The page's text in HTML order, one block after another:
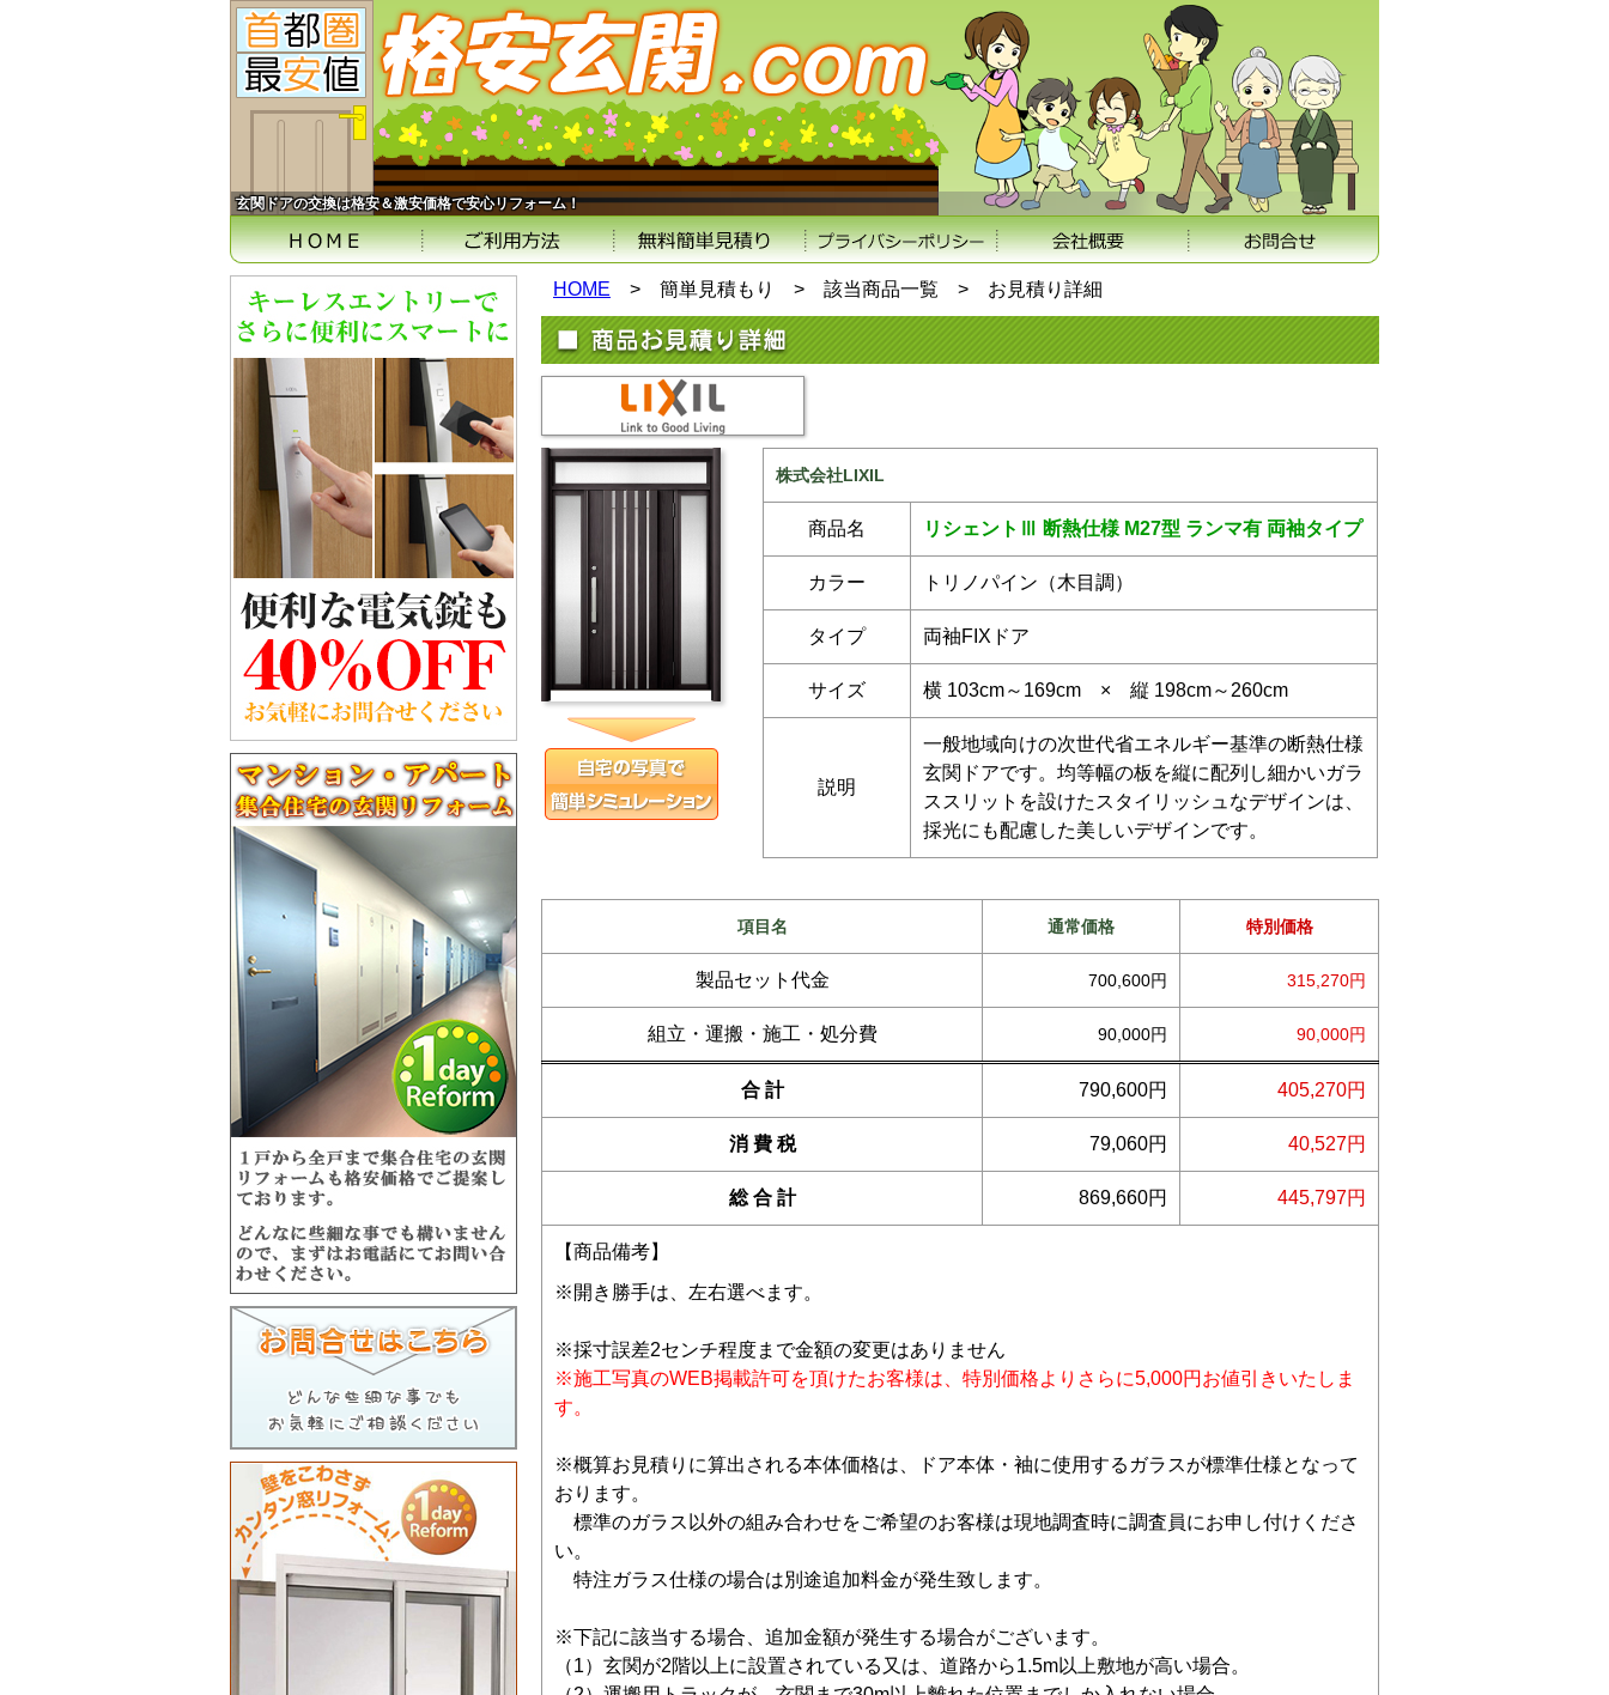
玄関ドアの交換は格安＆激安価格で安心リフォーム！
HOME > 簡単見積もり > 該当商品一覧 > お見積り詳細
株式会社LIXIL
商品名 リシェントⅢ 断熱仕様 M27型 ランマ有 両袖タイプ
カラー トリノパイン（木目調）
タイプ 両袖FIXドア
サイズ 横 103cm～169cm × 縦 198cm～260cm
説明
一般地域向けの次世代省エネルギー基準の断熱仕様
玄関ドアです。均等幅の板を縦に配列し細かいガラ
ススリットを設けたスタイリッシュなデザインは、
採光にも配慮した美しいデザインです。
項目名 通常価格 特別価格
製品セット代金 700,600円 315,270円
組立・運搬・施工・処分費 90,000円 90,000円
合 計 790,600円 405,270円
消 費 税 79,060円 40,527円
総 合 計 869,660円 445,797円
【商品備考】
※開き勝手は、左右選べます。
※採寸誤差2センチ程度まで金額の変更はありません
※施工写真のWEB掲載許可を頂けたお客様は、特別価格よりさらに5,000円お値引きいたしま
す。
※概算お見積りに算出される本体価格は、ドア本体・袖に使用するガラスが標準仕様となって
おります。
標準のガラス以外の組み合わせをご希望のお客様は現地調査時に調査員にお申し付けくださ
い。
特注ガラス仕様の場合は別途追加料金が発生致します。
※下記に該当する場合、追加金額が発生する場合がございます。
（1）玄関が2階以上に設置されている又は、道路から1.5m以上敷地が高い場合。